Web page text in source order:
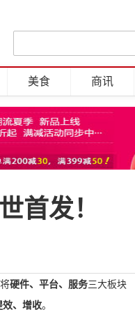
美食 商讯
首发！
硬件、平台、服务三大板块
效、增收。